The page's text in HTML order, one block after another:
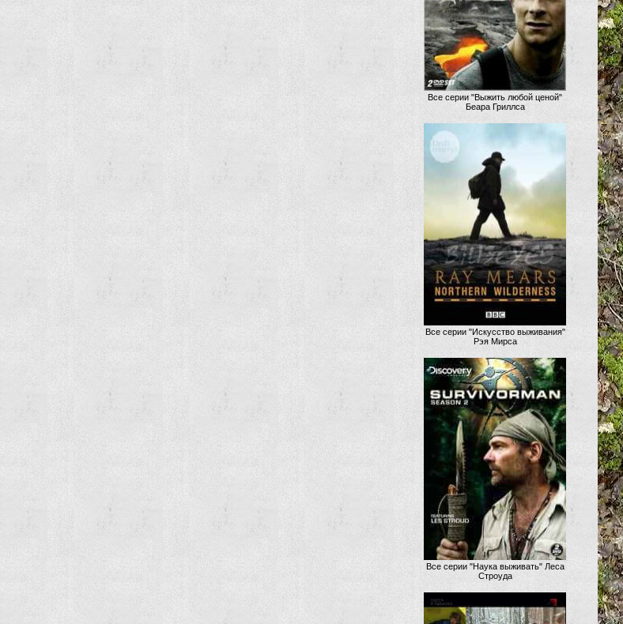
Все серии "Выжить любой ценой"
Беара Гриллса
Все серии "Искусство выживания"
Рэя Мирса
Все серии "Наука выживать" Леса
Строуда